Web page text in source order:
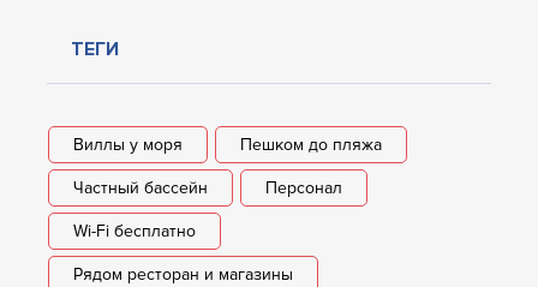
ТЕГИ
Виллы у моря Пешком до пляжа
Частный бассейн Персонал
Wi-Fi бесплатно
Рядом ресторан и магазины